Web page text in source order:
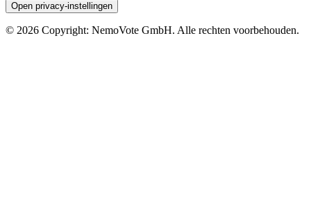
Open privacy-instellingen
© 2026 Copyright: NemoVote GmbH. Alle rechten voorbehouden.